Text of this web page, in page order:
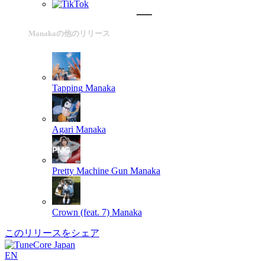
Manakaの他のリリース
Tapping Manaka
Agari Manaka
Pretty Machine Gun Manaka
Crown (feat. 7) Manaka
このリリースをシェア
EN